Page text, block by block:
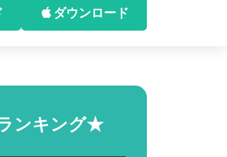
ダウンロード
ンキング★